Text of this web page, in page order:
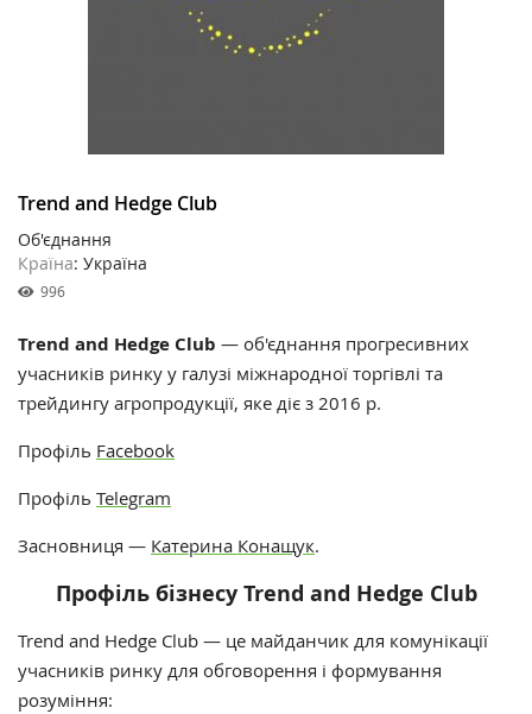
Trend and Hedge Club
Об'єднання
Країна: Україна
996
Trend and Hedge Club — об'єднання прогресивних
учасників ринку у галузі міжнародної торгівлі та
трейдингу агропродукції, яке діє з 2016 р.
Профіль Facebook
Профіль Telegram
Засновниця — Катерина Конащук.
Профіль бізнесу Trend and Hedge Club
Trend and Hedge Club — це майданчик для комунікації
учасників ринку для обговорення і формування
розуміння: